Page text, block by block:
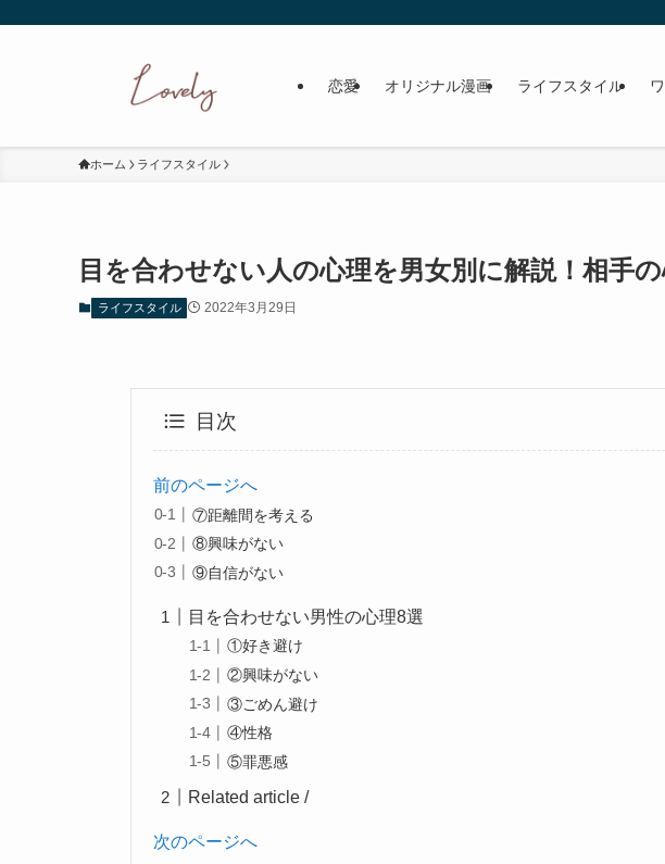
恋愛 オリジナル漫画 ライフスタイル
ホーム ライフスタイル
目を合わせない人の心理を男女別に解説！相手
ライフスタイル 2022年3月29日
目次
前のページへ
⑦距離間を考える
⑧興味がない
⑨自信がない
目を合わせない男性の心理8選
①好き避け
②興味がない
③ごめん避け
④性格
⑤罪悪感
Related article /
次のページへ